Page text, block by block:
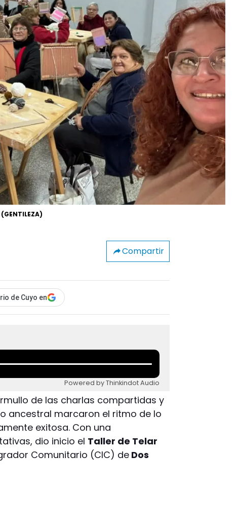
(GENTILEZA)
Compartir
de Cuyo en
Powered by Thinkindot Audio
de las charlas compartidas y
ancestral marcaron el ritmo de lo
exitosa. Con una
dio inicio el Taller de Telar
Comunitario (CIC) de Dos